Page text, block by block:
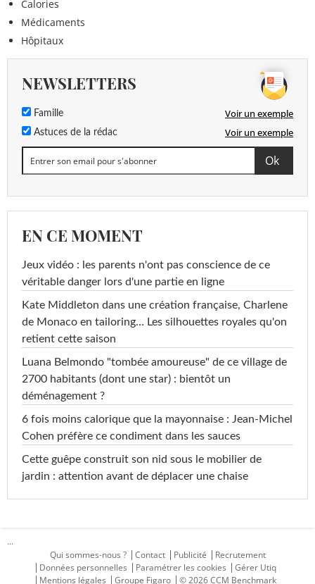
Calories
Médicaments
Hôpitaux
NEWSLETTERS
Famille Voir un exemple
Astuces de la rédac Voir un exemple
EN CE MOMENT
Jeux vidéo : les parents n'ont pas conscience de ce
véritable danger lors d'une partie en ligne
Kate Middleton dans une création française, Charlene
de Monaco en tailoring… Les silhouettes royales qu'on
retient cette saison
Luana Belmondo "tombée amoureuse" de ce village de
2700 habitants (dont une star) : bientôt un
déménagement ?
6 fois moins calorique que la mayonnaise : Jean-Michel
Cohen préfère ce condiment dans les sauces
Cette guêpe construit son nid sous le mobilier de
jardin : attention avant de déplacer une chaise
...
Qui sommes-nous ?
Contact Publicité
Recrutement
Données personnelles
Paramétrer les cookies
Gérer Utiq
Mentions légales
Groupe Figaro © 2026 CCM Benchmark